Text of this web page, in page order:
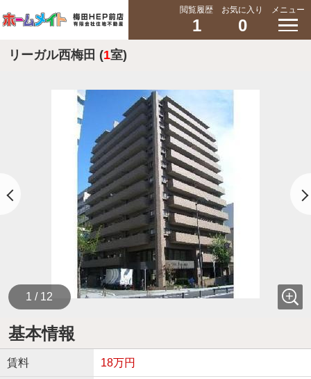
閲覧履歴
1
お気に入り
0
メニュー
リーガル西梅田 (1室)
1 / 12
基本情報
賃料 18万円